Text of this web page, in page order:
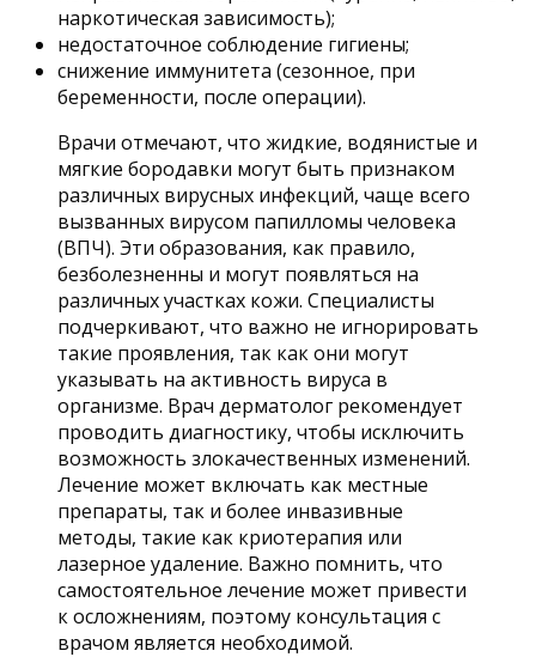
наркотическая зависимость);
недостаточное соблюдение гигиены;
снижение иммунитета (сезонное, при
беременности, после операции).
Врачи отмечают, что жидкие, водянистые и
мягкие бородавки могут быть признаком
различных вирусных инфекций, чаще всего
вызванных вирусом папилломы человека
(ВПЧ). Эти образования, как правило,
безболезненны и могут появляться на
различных участках кожи. Специалисты
подчеркивают, что важно не игнорировать
такие проявления, так как они могут
указывать на активность вируса в
организме. Врач дерматолог рекомендует
проводить диагностику, чтобы исключить
возможность злокачественных изменений.
Лечение может включать как местные
препараты, так и более инвазивные
методы, такие как криотерапия или
лазерное удаление. Важно помнить, что
самостоятельное лечение может привести
к осложнениям, поэтому консультация с
врачом является необходимой.